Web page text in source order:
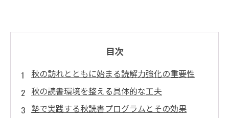
目次
秋の訪れとともに始まる読解力強化の重要性
秋の読書環境を整える具体的な工夫
塾で実践する秋読書プログラムとその効果